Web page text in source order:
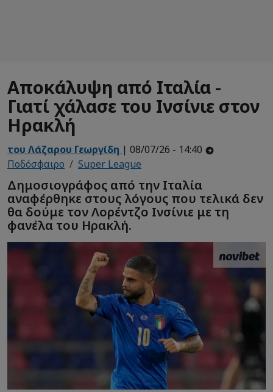
Αποκάλυψη από Ιταλία -
Γιατί χάλασε του Ινσίνιε στον
Ηρακλή
του Λάζαρου Γεωργίδη | 08/07/26 - 14:40
Ποδόσφαιρο
Super League
Δημοσιογράφος από την Ιταλία
αναφέρθηκε στους λόγους που τελικά δεν
θα δούμε τον Λορέντζο Ινσίνιε με τη
φανέλα του Ηρακλή.